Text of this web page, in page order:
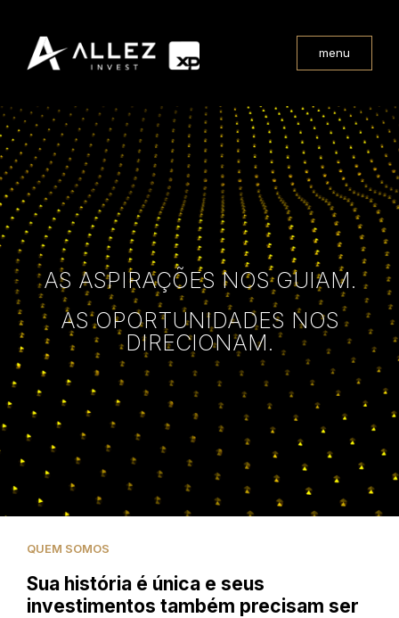
menu
AS ASPIRAÇÕES NOS GUIAM.
AS OPORTUNIDADES NOS
DIRECIONAM.
QUEM SOMOS
Sua história é única e seus
investimentos também precisam ser